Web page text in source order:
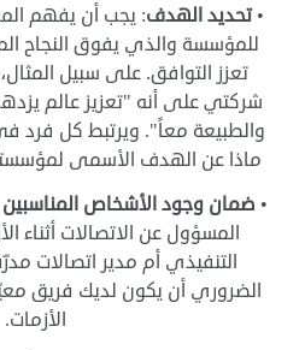
•تحديد الهدف: يجب أن يفهم
للمؤسسة والذي يفوق النجاح
تعزز التوافق. على سبيل
شركتي على أنه "تعزيز عالم
والطبيعة معاً". ويرتبط كل فرد
ماذا عن الهدف الأسمى
• ضمان وجود الأشخاص
المسؤول عن الاتصالات أثناء
التنفيذي أم مدير اتصالات
الضروري أن يكون لديك فريق
الأزمات.